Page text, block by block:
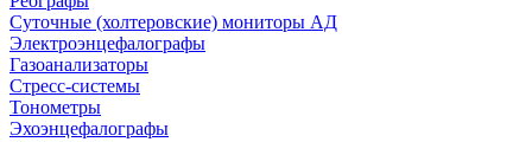
Суточные (холтеровские) мониторы АД
Электроэнцефалографы
Газоанализаторы
Стресс-системы
Тонометры
Эхоэнцефалографы